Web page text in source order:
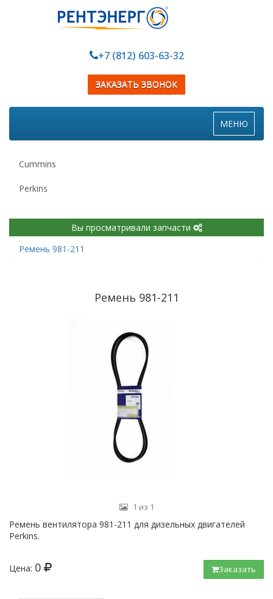
+7 (812) 603-63-32
ЗАКАЗАТЬ ЗВОНОК
Toggle
navigation
МЕНЮ
Cummins
Perkins
Вы просматривали запчасти
Ремень 981-211
Ремень 981-211
1 из 1
Ремень вентилятора 981-211 для дизельных двигателей
Perkins.
Цена: 0 Заказать